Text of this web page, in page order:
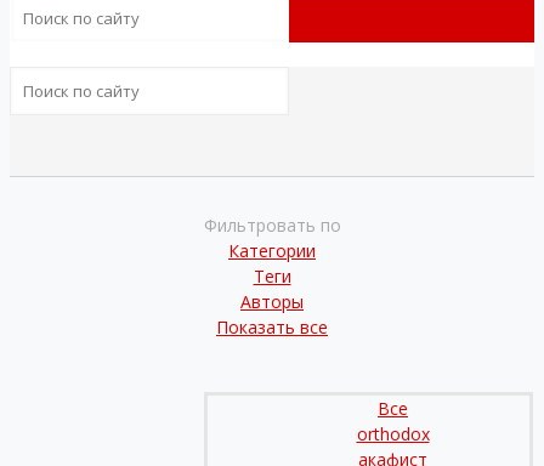
Фильтровать по
Категории
Теги
Авторы
Показать все
Все
orthodox
акафист